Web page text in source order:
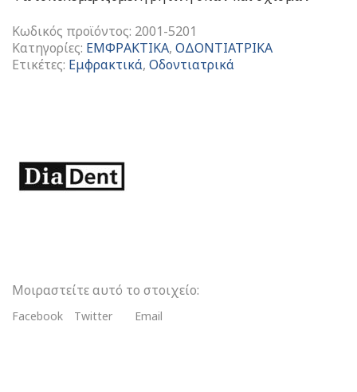
Κωδικός προϊόντος: 2001-5201
Κατηγορίες: ΕΜΦΡΑΚΤΙΚΑ, ΟΔΟΝΤΙΑΤΡΙΚΑ
Ετικέτες: Εμφρακτικά, Οδοντιατρικά
Και
Σχισμών
Μοιραστείτε αυτό το στοιχείο:
Facebook Twitter Email